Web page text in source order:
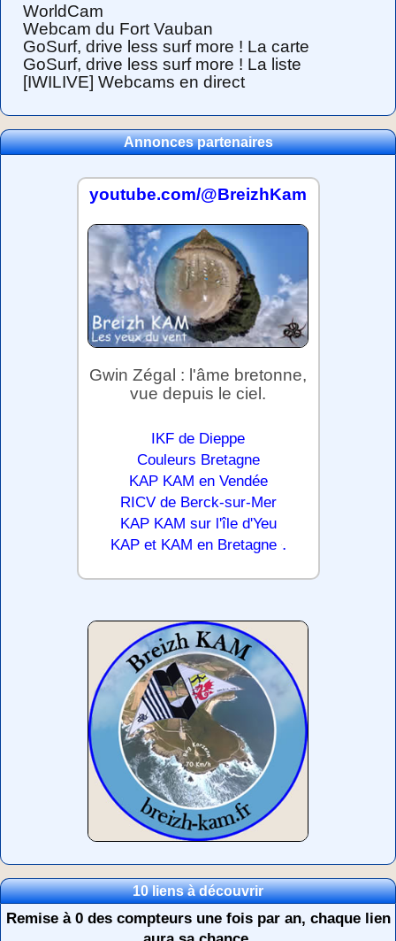
WorldCam
Webcam du Fort Vauban
GoSurf, drive less surf more ! La carte
GoSurf, drive less surf more ! La liste
[IWILIVE] Webcams en direct
Annonces partenaires
youtube.com/@BreizhKam
Gwin Zégal : l'âme bretonne,
vue depuis le ciel.
IKF de Dieppe
Couleurs Bretagne
KAP KAM en Vendée
RICV de Berck-sur-Mer
KAP KAM sur l'île d'Yeu
KAP et KAM en Bretagne .
10 liens à découvrir
Remise à 0 des compteurs une fois par an, chaque lien